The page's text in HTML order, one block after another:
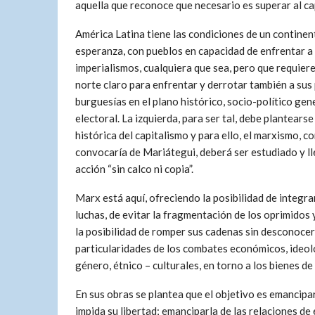
aquella que reconoce que necesario es superar al
América Latina tiene las condiciones de un
esperanza, con pueblos en capacidad de enfrentar
imperialismos, cualquiera que sea, pero que
norte claro para enfrentar y derrotar también a sus
burguesías en el plano histórico, socio-político
electoral. La izquierda, para ser tal, debe
histórica del capitalismo y para ello, el marxismo,
convocaría de Mariátegui, deberá ser estudiado y
acción “sin calco ni copia”.
Marx está aquí, ofreciendo la posibilidad de
luchas, de evitar la fragmentación de los oprimidos
la posibilidad de romper sus cadenas sin
particularidades de los combates económicos,
género, étnico – culturales, en torno a los bienes
En sus obras se plantea que el objetivo es
impida su libertad; emanciparla de las relaciones